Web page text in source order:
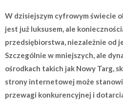
W dzisiejszym cyfrowym świecie
jest już luksusem, ale
przedsiębiorstwa, niezależnie od
Szczególnie w mniejszych, ale
ośrodkach takich jak Nowy Targ,
strony internetowej może
przewagi konkurencyjnej i